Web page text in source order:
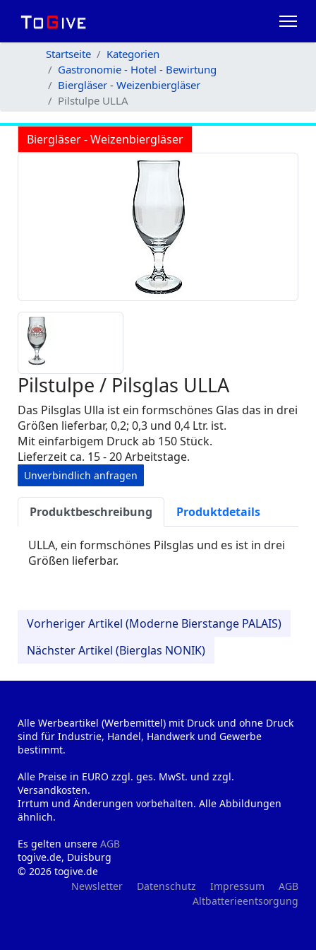
Startseite
Kategorien
Gastronomie - Hotel - Bewirtung
Biergläser - Weizenbiergläser
Pilstulpe ULLA
Biergläser - Weizenbiergläser
Pilstulpe / Pilsglas ULLA
Das Pilsglas Ulla ist ein formschönes Glas das in drei
Größen lieferbar, 0,2; 0,3 und 0,4 Ltr. ist.
Mit einfarbigem Druck ab 150 Stück.
Lieferzeit ca. 15 - 20 Arbeitstage.
Unverbindlich anfragen
Produktbeschreibung Produktdetails
ULLA, ein formschönes Pilsglas und es ist in drei
Größen lieferbar.
Vorheriger Artikel (Moderne Bierstange PALAIS)
Nächster Artikel (Bierglas NONIK)
Alle Werbeartikel (Werbemittel) mit Druck und ohne Druck
sind für Industrie, Handel, Handwerk und Gewerbe
bestimmt.
Alle Preise in EURO zzgl. ges. MwSt. und zzgl.
Versandkosten.
Irrtum und Änderungen vorbehalten. Alle Abbildungen
ähnlich.
Es gelten unsere AGB
togive.de, Duisburg
© 2026 togive.de
Newsletter
Datenschutz Impressum
AGB
Altbatterieentsorgung